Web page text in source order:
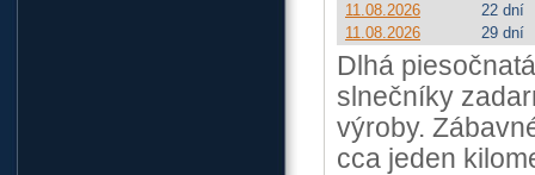
11.08.2026
22 dní
11.08.2026
29 dní
Dlhá
slnečníky
výroby.
cca jeden